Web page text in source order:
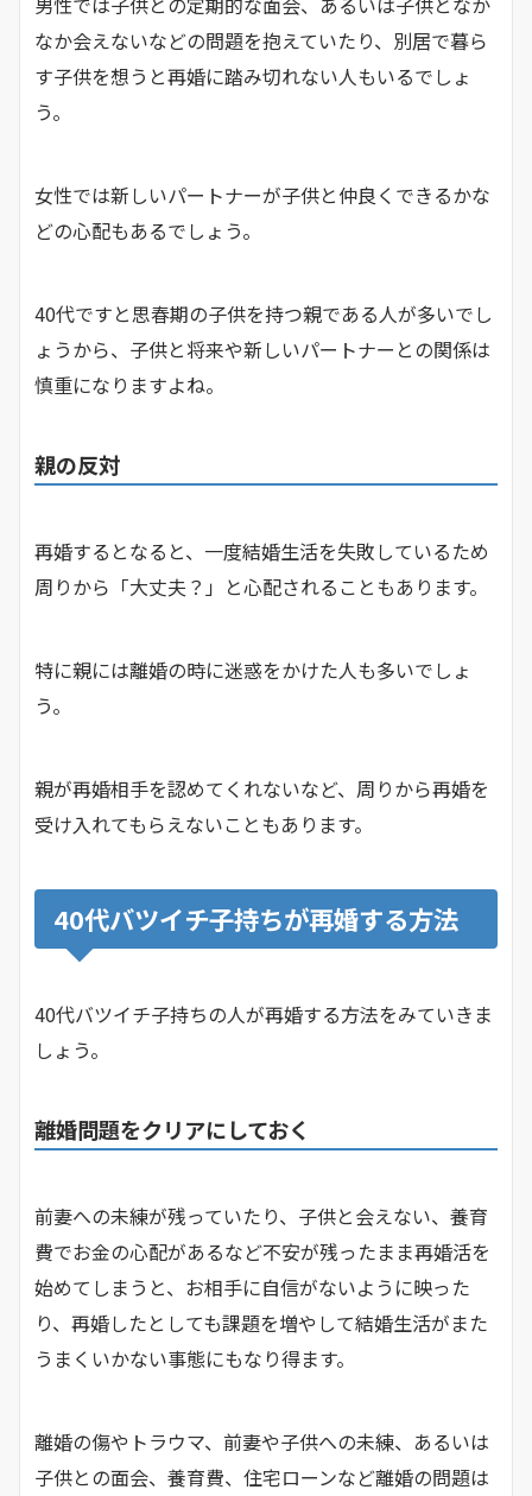
なか会えないなどの問題を抱えていたり、別居で暮ら
す子供を想うと再婚に踏み切れない人もいるでしょ
う。
女性では新しいパートナーが子供と仲良くできるかな
どの心配もあるでしょう。
40代ですと思春期の子供を持つ親である人が多いでし
ょうから、子供と将来や新しいパートナーとの関係は
慎重になりますよね。
親の反対
再婚するとなると、一度結婚生活を失敗しているため
周りから「大丈夫？」と心配されることもあります。
特に親には離婚の時に迷惑をかけた人も多いでしょ
う。
親が再婚相手を認めてくれないなど、周りから再婚を
受け入れてもらえないこともあります。
40代バツイチ子持ちが再婚する方法
40代バツイチ子持ちの人が再婚する方法をみていきま
しょう。
離婚問題をクリアにしておく
前妻への未練が残っていたり、子供と会えない、養育
費でお金の心配があるなど不安が残ったまま再婚活を
始めてしまうと、お相手に自信がないように映った
り、再婚したとしても課題を増やして結婚生活がまた
うまくいかない事態にもなり得ます。
離婚の傷やトラウマ、前妻や子供への未練、あるいは
子供との面会、養育費、住宅ローンなど離婚の問題は